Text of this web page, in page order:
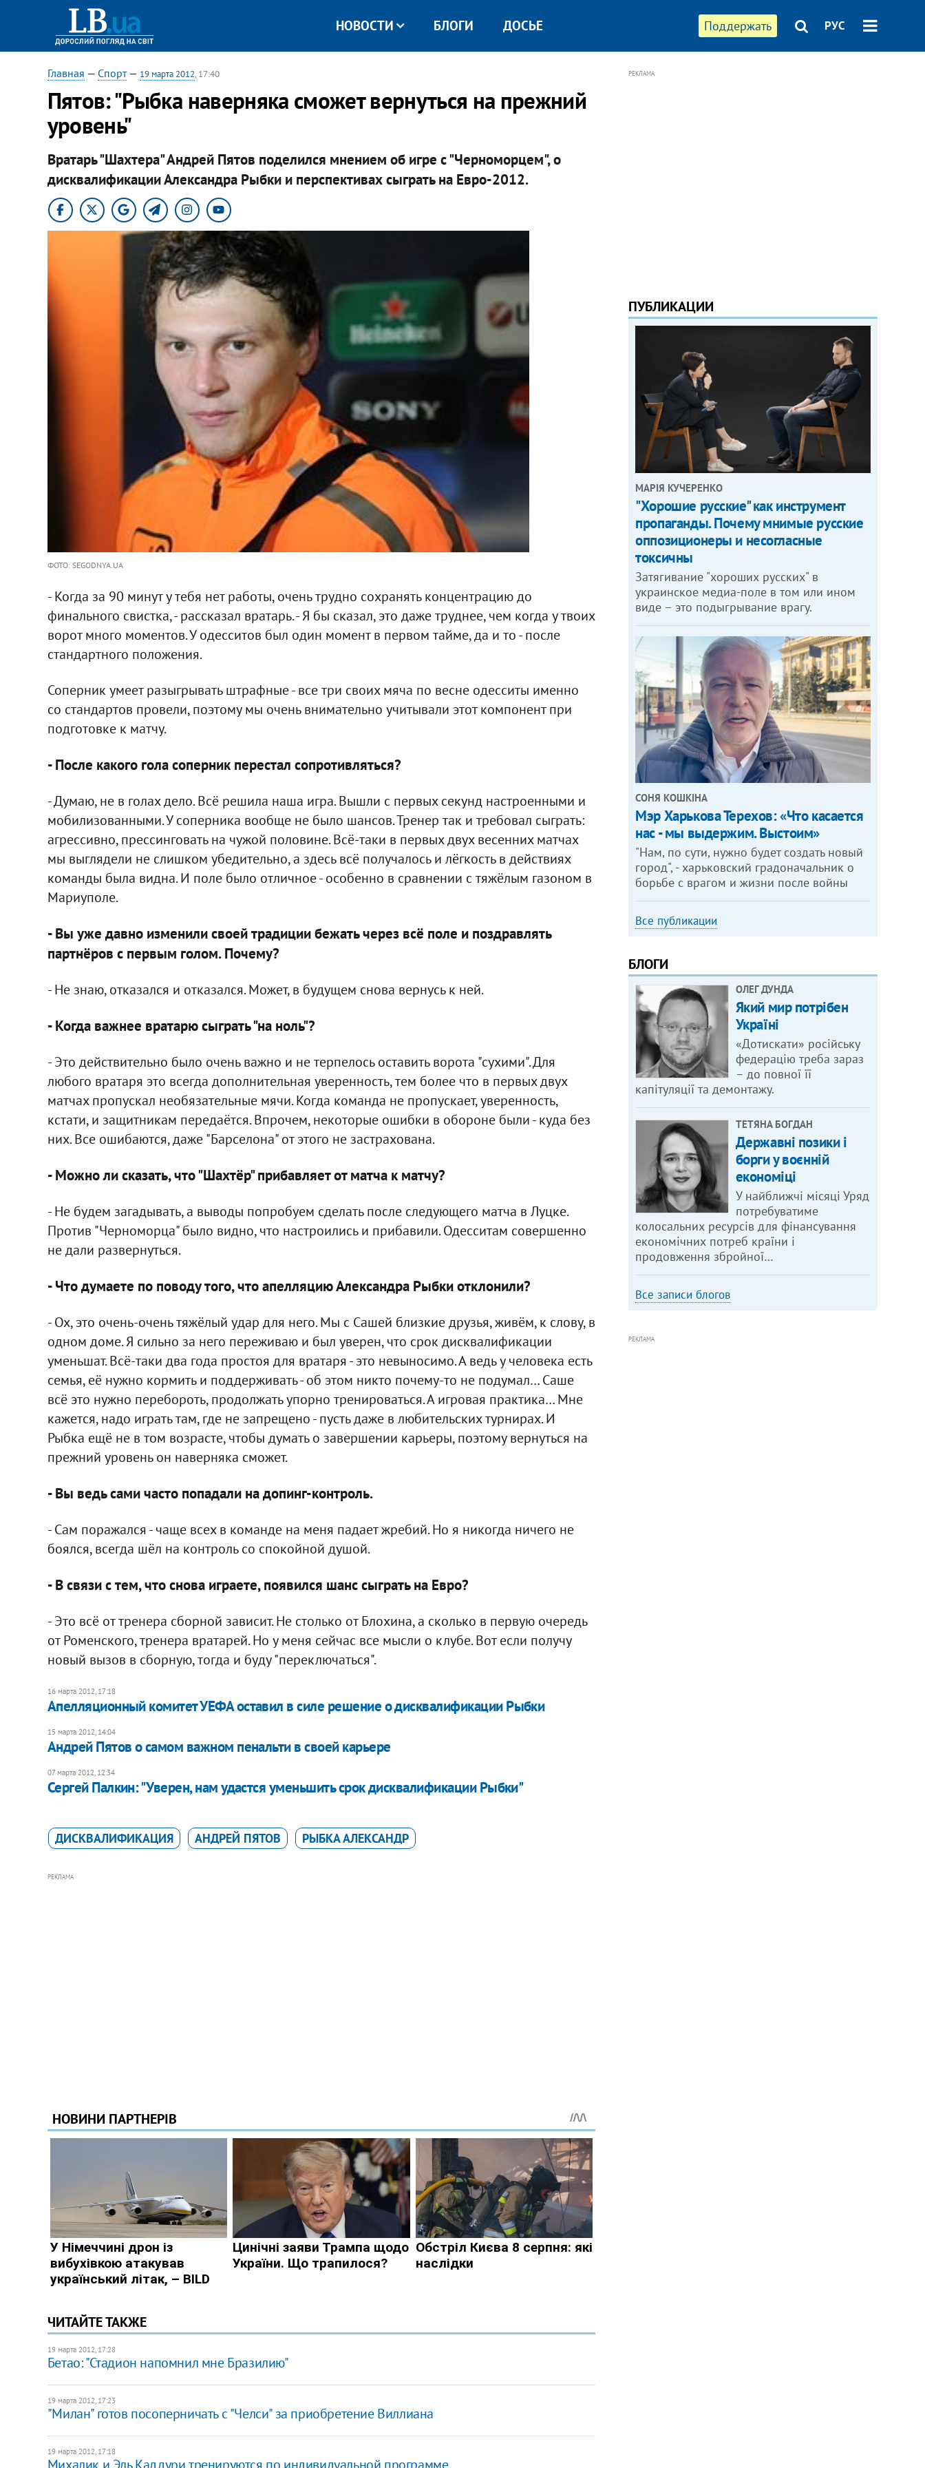
Поддержать РУС
НОВОСТИ БЛОГИ ДОСЬЕ
Главная — Спорт— 19 марта 2012, 17:40
Пятов: "Рыбка наверняка сможет вернуться на прежний
уровень"
Вратарь "Шахтера" Андрей Пятов поделился мнением об игре с "Черноморцем", о
дисквалификации Александра Рыбки и перспективах сыграть на Евро-2012.
ФОТО: SEGODNYA.UA
- Когда за 90 минут у тебя нет работы, очень трудно сохранять концентрацию до
финального свистка, - рассказал вратарь. - Я бы сказал, это даже труднее, чем когда у твоих
ворот много моментов. У одесситов был один момент в первом тайме, да и то - после
стандартного положения.
Соперник умеет разыгрывать штрафные - все три своих мяча по весне одесситы именно
со стандартов провели, поэтому мы очень внимательно учитывали этот компонент при
подготовке к матчу.
- После какого гола соперник перестал сопротивляться?
- Думаю, не в голах дело. Всё решила наша игра. Вышли с первых секунд настроенными и
мобилизованными. У соперника вообще не было шансов. Тренер так и требовал сыграть:
агрессивно, прессинговать на чужой половине. Всё-таки в первых двух весенних матчах
мы выглядели не слишком убедительно, а здесь всё получалось и лёгкость в действиях
команды была видна. И поле было отличное - особенно в сравнении с тяжёлым газоном в
Мариуполе.
- Вы уже давно изменили своей традиции бежать через всё поле и поздравлять
партнёров с первым голом. Почему?
- Не знаю, отказался и отказался. Может, в будущем снова вернусь к ней.
- Когда важнее вратарю сыграть "на ноль"?
- Это действительно было очень важно и не терпелось оставить ворота "сухими". Для
любого вратаря это всегда дополнительная уверенность, тем более что в первых двух
матчах пропускал необязательные мячи. Когда команда не пропускает, уверенность,
кстати, и защитникам передаётся. Впрочем, некоторые ошибки в обороне были - куда без
них. Все ошибаются, даже "Барселона" от этого не застрахована.
- Можно ли сказать, что "Шахтёр" прибавляет от матча к матчу?
- Не будем загадывать, а выводы попробуем сделать после следующего матча в Луцке.
Против "Черноморца" было видно, что настроились и прибавили. Одесситам совершенно
не дали развернуться.
- Что думаете по поводу того, что апелляцию Александра Рыбки отклонили?
- Ох, это очень-очень тяжёлый удар для него. Мы с Сашей близкие друзья, живём, к слову, в
одном доме. Я сильно за него переживаю и был уверен, что срок дисквалификации
уменьшат. Всё-таки два года простоя для вратаря - это невыносимо. А ведь у человека есть
семья, её нужно кормить и поддерживать - об этом никто почему-то не подумал… Саше
всё это нужно перебороть, продолжать упорно тренироваться. А игровая практика… Мне
кажется, надо играть там, где не запрещено - пусть даже в любительских турнирах. И
Рыбка ещё не в том возрасте, чтобы думать о завершении карьеры, поэтому вернуться на
прежний уровень он наверняка сможет.
- Вы ведь сами часто попадали на допинг-контроль.
- Сам поражался - чаще всех в команде на меня падает жребий. Но я никогда ничего не
боялся, всегда шёл на контроль со спокойной душой.
- В связи с тем, что снова играете, появился шанс сыграть на Евро?
- Это всё от тренера сборной зависит. Не столько от Блохина, а сколько в первую очередь
от Роменского, тренера вратарей. Но у меня сейчас все мысли о клубе. Вот если получу
новый вызов в сборную, тогда и буду "переключаться".
16 марта 2012, 17:18
Апелляционный комитет УЕФА оставил в силе решение о дисквалификации Рыбки
15 марта 2012, 14:04
Андрей Пятов о самом важном пенальти в своей карьере
07 марта 2012, 12:34
​​Сергей Палкин: "Уверен, нам удастся уменьшить срок дисквалификации Рыбки"
ДИСКВАЛИФИКАЦИЯ АНДРЕЙ ПЯТОВ РЫБКА АЛЕКСАНДР
РЕКЛАМА
ЧИТАЙТЕ ТАКЖЕ
19 марта 2012, 17:28
Бетао: "Стадион напомнил мне Бразилию"
19 марта 2012, 17:23
"Милан" готов посоперничать с "Челси" за приобретение Виллиана
19 марта 2012, 17:18
Михалик и Эль Каддури тренируются по индивидуальной программе
РЕКЛАМА
ПУБЛИКАЦИИ
МАРІЯ КУЧЕРЕНКО
"Хорошие русские" как инструмент
пропаганды. Почему мнимые русские
оппозиционеры и несогласные
токсичны
Затягивание "хороших русских" в
украинское медиа-поле в том или ином
виде – это подыгрывание врагу.
СОНЯ КОШКІНА
Мэр Харькова Терехов: «Что касается
нас - мы выдержим. Выстоим»
"Нам, по сути, нужно будет создать новый
город", - харьковский градоначальник о
борьбе с врагом и жизни после войны
Все публикации
БЛОГИ
ОЛЕГ ДУНДА
Який мир потрібен
Україні
«Дотискати» російську
федерацію треба зараз
– до повної її
капітуляції та демонтажу.
ТЕТЯНА БОГДАН
Державні позики і
борги у воєнній
економіці
У найближчі місяці Уряд
потребуватиме
колосальних ресурсів для фінансування
економічних потреб країни і
продовження збройної…
Все записи блогов
РЕКЛАМА